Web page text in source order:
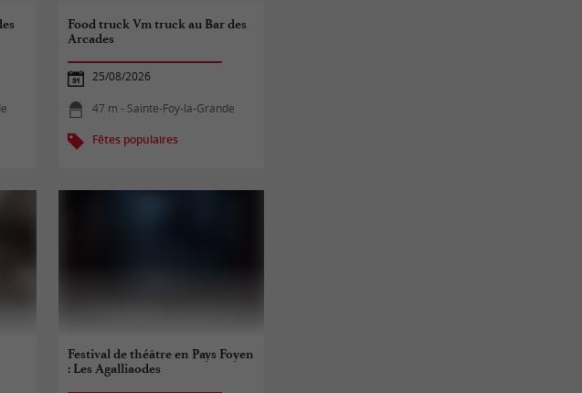
Food truck Vm truck au Bar des
Arcades
25/08/2026
47 m - Sainte-Foy-la-Grande
Fêtes populaires
Festival de théâtre en Pays Foyen
: Les Agalliaodes